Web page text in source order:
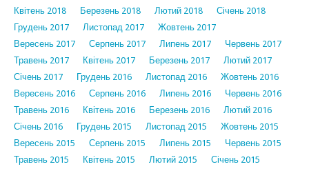
Квітень 2018
Березень 2018 Лютий 2018
Січень 2018
Грудень 2017
Листопад 2017
Жовтень 2017
Вересень 2017
Серпень 2017 Липень 2017
Червень 2017
Травень 2017
Квітень 2017 Березень 2017
Лютий 2017
Січень 2017
Грудень 2016 Листопад 2016
Жовтень 2016
Вересень 2016
Серпень 2016 Липень 2016
Червень 2016
Травень 2016
Квітень 2016 Березень 2016
Лютий 2016
Січень 2016
Грудень 2015 Листопад 2015
Жовтень 2015
Вересень 2015
Серпень 2015 Липень 2015
Червень 2015
Травень 2015
Квітень 2015 Лютий 2015
Січень 2015